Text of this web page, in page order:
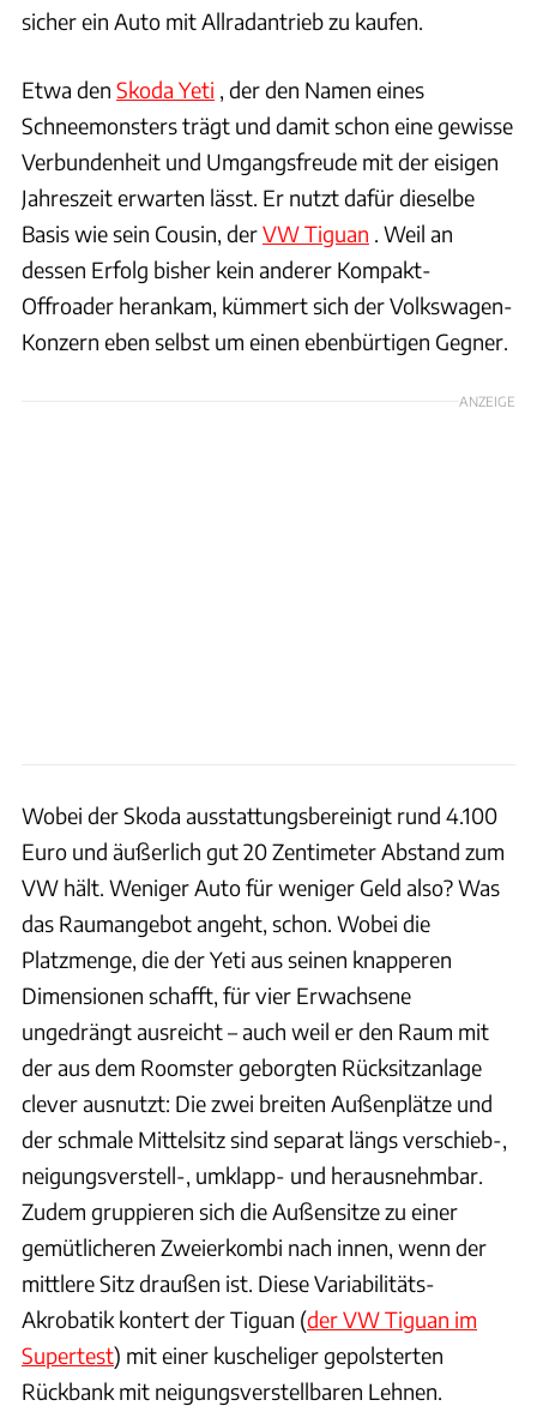
sicher ein Auto mit Allradantrieb zu kaufen.
Etwa den Skoda Yeti , der den Namen eines
Schneemonsters trägt und damit schon eine gewisse
Verbundenheit und Umgangsfreude mit der eisigen
Jahreszeit erwarten lässt. Er nutzt dafür dieselbe
Basis wie sein Cousin, derVW Tiguan . Weil an
dessen Erfolg bisher kein anderer Kompakt-
Offroader herankam, kümmert sich der Volkswagen-
Konzern eben selbst um einen ebenbürtigen Gegner.
ANZEIGE
Wobei der Skoda ausstattungsbereinigt rund 4.100
Euro und äußerlich gut 20 Zentimeter Abstand zum
VW hält. Weniger Auto für weniger Geld also? Was
das Raumangebot angeht, schon. Wobei die
Platzmenge, die der Yeti aus seinen knapperen
Dimensionen schafft, für vier Erwachsene
ungedrängt ausreicht – auch weil er den Raum mit
der aus dem Roomster geborgten Rücksitzanlage
clever ausnutzt: Die zwei breiten Außenplätze und
der schmale Mittelsitz sind separat längs verschieb-,
neigungsverstell-, umklapp- und herausnehmbar.
Zudem gruppieren sich die Außensitze zu einer
gemütlicheren Zweierkombi nach innen, wenn der
mittlere Sitz draußen ist. Diese Variabilitäts-
Akrobatik kontert der Tiguan (der VW Tiguan im
Supertest) mit einer kuscheliger gepolsterten
Rückbank mit neigungsverstellbaren Lehnen.